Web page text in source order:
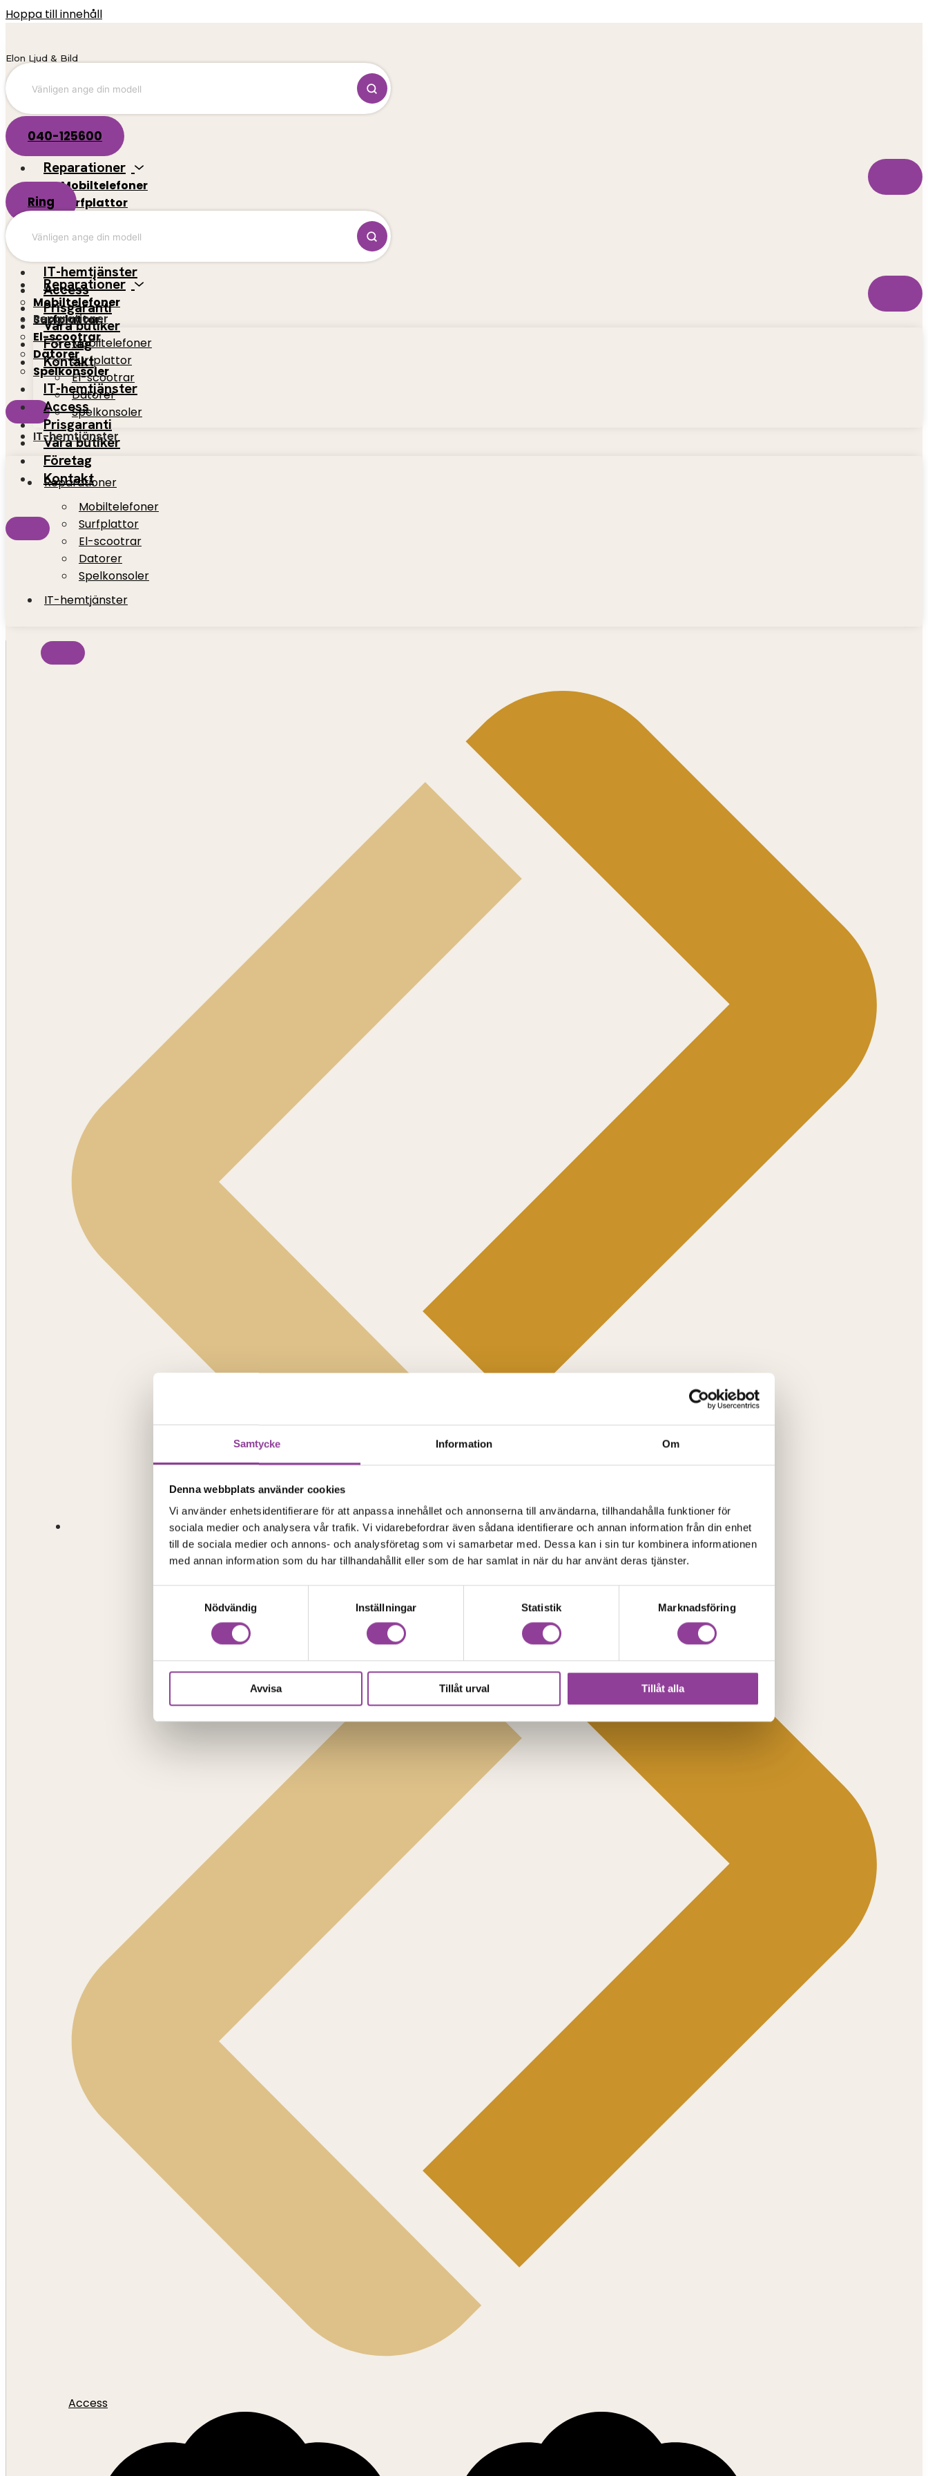
Samtycke Information Om
Denna webbplats använder cookies
Vi använder enhetsidentifierare för att anpassa innehållet och annonserna till användarna, tillhandahålla funktioner för
sociala medier och analysera vår trafik. Vi vidarebefordrar även sådana identifierare och annan information från din enhet
till de sociala medier och annons- och analysföretag som vi samarbetar med. Dessa kan i sin tur kombinera informationen
med annan information som du har tillhandahållit eller som de har samlat in när du har använt deras tjänster.
Nödvändig
Inställningar Statistik Marknadsföring
Avvisa Tillåt urval Tillåt alla
Hoppa till innehåll
Elon Ljud & Bild
040-125600
Reparationer
Mobiltelefoner
Surfplattor
Datorer
IT-hemtjänster
Access
Prisgaranti
Våra butiker
Företag
Kontakt
Ring
Reparationer
Mobiltelefoner
Surfplattor
El-scootrar
Datorer
Spelkonsoler
IT-hemtjänster
Access
Prisgaranti
Våra butiker
Företag
Kontakt
Reparationer
Mobiltelefoner
Surfplattor
El-scootrar
Datorer
Spelkonsoler
IT-hemtjänster
Reparationer
Mobiltelefoner
Surfplattor
El-scootrar
Datorer
Spelkonsoler
IT-hemtjänster
Access